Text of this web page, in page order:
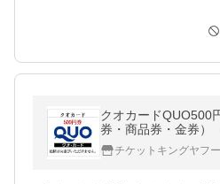
クオカード
券・商品券・金券）
引）チケットキングヤフ